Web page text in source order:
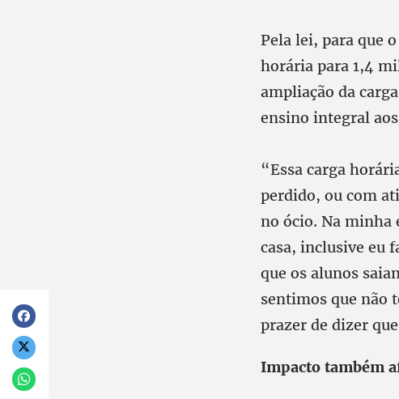
Pela lei, para que
horária para 1,4
ampliação da
ensino integral
“Essa carga
perdido, ou com
no ócio. Na minha
casa, inclusive eu
que os alunos
sentimos que não
prazer de dizer
Impacto também